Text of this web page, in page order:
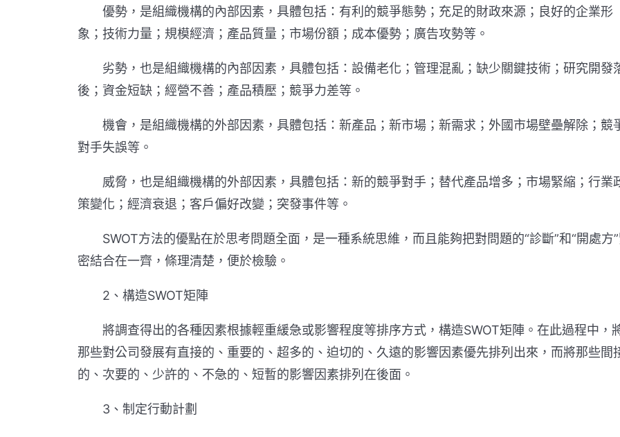
優勢，是組織機構的內部因素，具體包括：有利的競爭態勢；充足的財政來源；良好的企業形
象；技術力量；規模經濟；產品質量；市場份額；成本優勢；廣告攻勢等。
劣勢，也是組織機構的內部因素，具體包括：設備老化；管理混亂；缺少關鍵技術；研究開發
後；資金短缺；經營不善；產品積壓；競爭力差等。
機會，是組織機構的外部因素，具體包括：新產品；新市場；新需求；外國市場壁壘解除；競
對手失誤等。
威脅，也是組織機構的外部因素，具體包括：新的競爭對手；替代產品增多；市場緊縮；行業
策變化；經濟衰退；客戶偏好改變；突發事件等。
SWOT方法的優點在於思考問題全面，是一種系統思維，而且能夠把對問題的“診斷”和“開處方
密結合在一齊，條理清楚，便於檢驗。
2、構造SWOT矩陣
將調查得出的各種因素根據輕重緩急或影響程度等排序方式，構造SWOT矩陣。在此過程中，
那些對公司發展有直接的、重要的、超多的、迫切的、久遠的影響因素優先排列出來，而將那些間
的、次要的、少許的、不急的、短暫的影響因素排列在後面。
3、制定行動計劃